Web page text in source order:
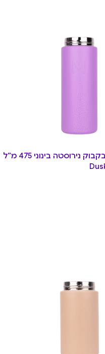
גוף אוניברסלי לבקבוק נירוסטה בינוני 475 מ”ל